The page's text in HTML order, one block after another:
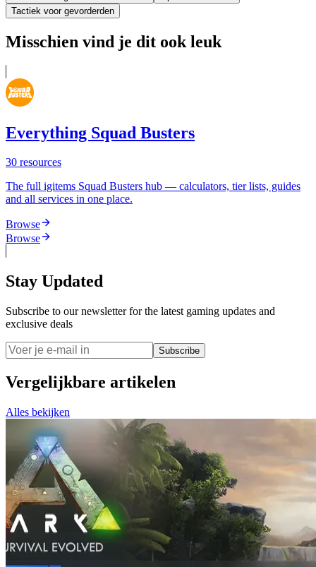
Tactiek voor gevorderden
Misschien vind je dit ook leuk
Everything Squad Busters
30 resources
The full igitems Squad Busters hub — calculators, tier lists, guides
and all services in one place.
Browse
Browse
Stay Updated
Subscribe to our newsletter for the latest gaming updates and
exclusive deals
Subscribe
Vergelijkbare artikelen
Alles bekijken